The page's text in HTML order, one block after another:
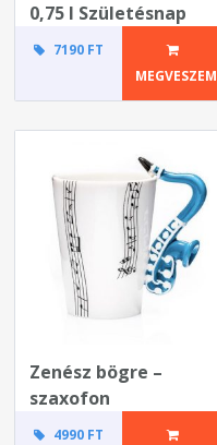
0,75 l Születésnap
7190 FT
MEGVESZEM
Zenész bögre –
szaxofon
4990 FT